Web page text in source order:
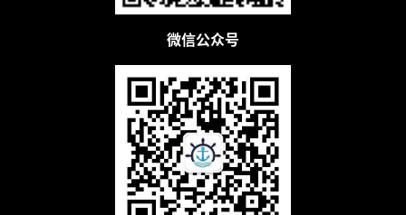
微信公众号